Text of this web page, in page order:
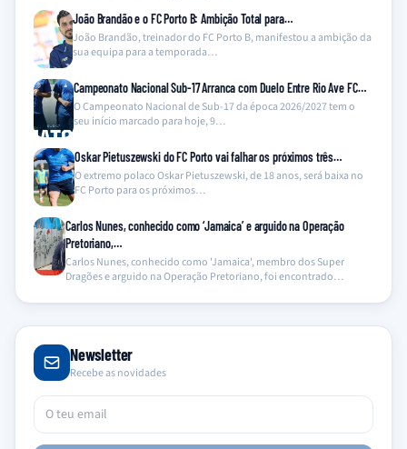
João Brandão e o FC Porto B: Ambição Total para…
João Brandão, treinador do FC Porto B, manifestou a ambição da
sua equipa para a temporada…
Campeonato Nacional Sub-17 Arranca com Duelo Entre Rio Ave FC…
O Campeonato Nacional de Sub-17 da época 2026/2027 tem o
seu início marcado para hoje, 9…
Oskar Pietuszewski do FC Porto vai falhar os próximos três…
O extremo polaco Oskar Pietuszewski, de 18 anos, será baixa no
FC Porto para os próximos…
Carlos Nunes, conhecido como ‘Jamaica’ e arguido na Operação
Pretoriano,…
Carlos Nunes, conhecido como 'Jamaica', membro dos Super
Dragões e arguido na Operação Pretoriano, foi encontrado…
Newsletter
Recebe as novidades